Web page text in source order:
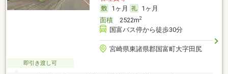
1ヶ月
1ヶ月
面積2522m2
国富バス停から徒歩30分
宮崎県東諸県郡国富町大字田尻
即引き渡し可